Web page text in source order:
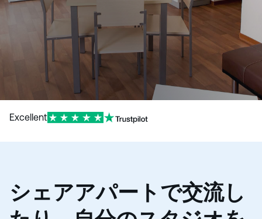
Excellent
シェアアパートで交流し